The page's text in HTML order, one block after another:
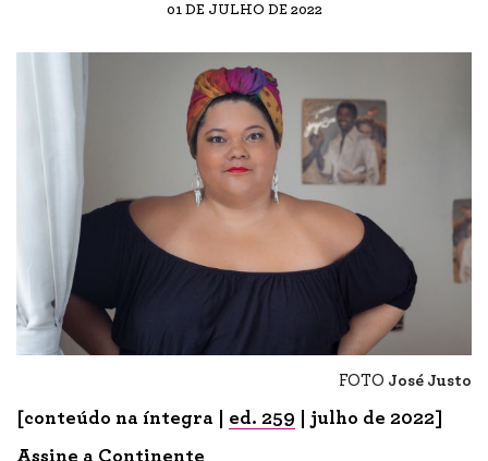
01 DE JULHO DE 2022
FOTO José Justo
[conteúdo na íntegra | ed. 259 | julho de 2022]
Assine a Continente